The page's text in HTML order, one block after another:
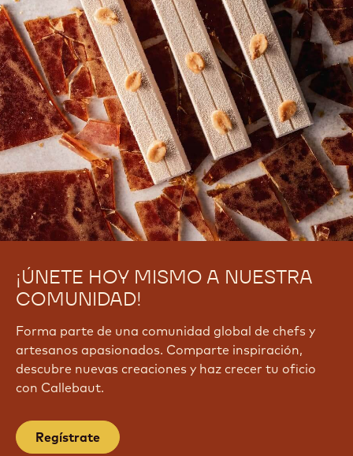
¡ÚNETE HOY MISMO A NUESTRA
COMUNIDAD!
Forma parte de una comunidad global de chefs y
artesanos apasionados. Comparte inspiración,
descubre nuevas creaciones y haz crecer tu oficio
con Callebaut.
Regístrate